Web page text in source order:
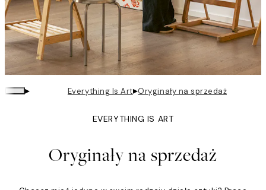
▸ Everything Is Art▸Oryginały na sprzedaż
EVERYTHING IS ART
Oryginały na sprzedaż